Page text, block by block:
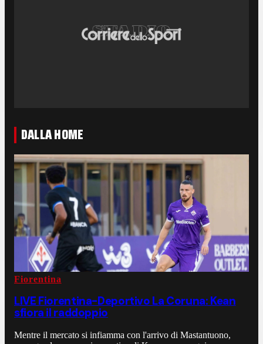
DALLA HOME
Fiorentina
LIVE Fiorentina-Deportivo La Coruna: Kean
sfiora il raddoppio
Mentre il mercato si infiamma con l'arrivo di Mastantuono,